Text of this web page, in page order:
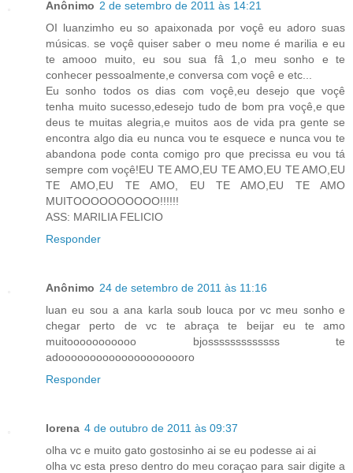
Anônimo 2 de setembro de 2011 às 14:21
OI luanzimho eu so apaixonada por voçê eu adoro suas
músicas. se voçê quiser saber o meu nome é marilia e eu
te amooo muito, eu sou sua fâ 1,o meu sonho e te
conhecer pessoalmente,e conversa com voçê e etc...
Eu sonho todos os dias com voçê,eu desejo que voçê
tenha muito sucesso,edesejo tudo de bom pra voçê,e que
deus te muitas alegria,e muitos aos de vida pra gente se
encontra algo dia eu nunca vou te esquece e nunca vou te
abandona pode conta comigo pro que precissa eu vou tá
sempre com voçê!EU TE AMO,EU TE AMO,EU TE AMO,EU
TE AMO,EU TE AMO, EU TE AMO,EU TE AMO
MUITOOOOOOOOOO!!!!!!
ASS: MARILIA FELICIO
Responder
Anônimo 24 de setembro de 2011 às 11:16
luan eu sou a ana karla soub louca por vc meu sonho e
chegar perto de vc te abraça te beijar eu te amo
muitooooooooooo bjosssssssssssss te
adooooooooooooooooooooro
Responder
lorena 4 de outubro de 2011 às 09:37
olha vc e muito gato gostosinho ai se eu podesse ai ai
olha vc esta preso dentro do meu coraçao para sair digite a